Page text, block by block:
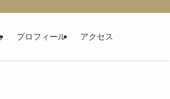
プロフィール アクセス